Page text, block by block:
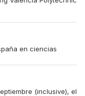
en ciencias
(inclusive), el